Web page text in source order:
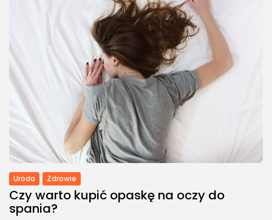
Uroda Zdrowie
Czy warto kupić opaskę na oczy do
spania?